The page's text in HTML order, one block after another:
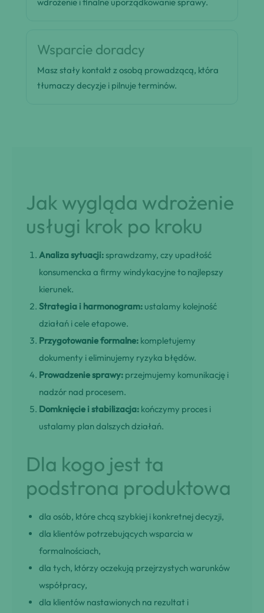
Wsparcie doradcy
Masz stały kontakt z osobą prowadzącą, która
tłumaczy decyzje i pilnuje terminów.
Jak wygląda wdrożenie
usługi krok po kroku
Analiza sytuacji: sprawdzamy, czy upadłość
konsumencka a firmy windykacyjne to najlepszy
kierunek.
Strategia i harmonogram: ustalamy kolejność
działań i cele etapowe.
Przygotowanie formalne: kompletujemy
dokumenty i eliminujemy ryzyka błędów.
Prowadzenie sprawy: przejmujemy komunikację i
nadzór nad procesem.
Domknięcie i stabilizacja: kończymy proces i
ustalamy plan dalszych działań.
Dla kogo jest ta
podstrona produktowa
dla osób, które chcą szybkiej i konkretnej decyzji,
dla klientów potrzebujących wsparcia w
formalnościach,
dla tych, którzy oczekują przejrzystych warunków
współpracy,
dla klientów nastawionych na rezultat i